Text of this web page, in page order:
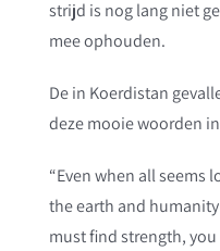
strijd is nog lang niet
mee ophouden.
De in Koerdistan
deze mooie woorden
“Even when all seems
the earth and
must find strength,